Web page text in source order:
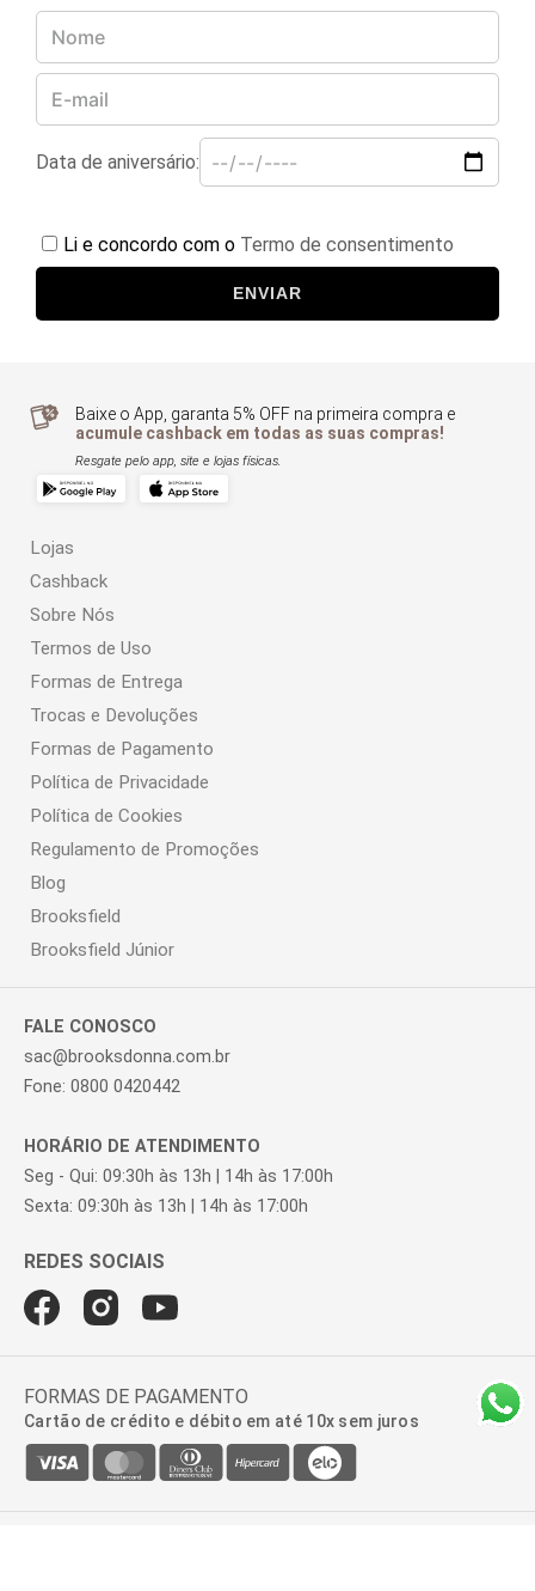
Data de aniversário:
Li e concordo com o Termo de consentimento
ENVIAR
Baixe o App, garanta 5% OFF na primeira compra e
acumule cashback em todas as suas compras!
Resgate pelo app, site e lojas físicas.
Lojas
Cashback
Sobre Nós
Termos de Uso
Formas de Entrega
Trocas e Devoluções
Formas de Pagamento
Política de Privacidade
Política de Cookies
Regulamento de Promoções
Blog
Brooksfield
Brooksfield Júnior
FALE CONOSCO
sac@brooksdonna.com.br
Fone: 0800 0420442
HORÁRIO DE ATENDIMENTO
Seg - Qui: 09:30h às 13h | 14h às 17:00h
Sexta: 09:30h às 13h | 14h às 17:00h
FORMAS DE PAGAMENTO
Cartão de crédito e débito em até 10x sem juros